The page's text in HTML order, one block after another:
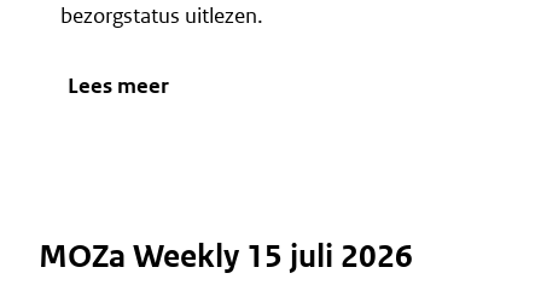
bezorgstatus uitlezen.
Lees meer
MOZa Weekly 15 juli 2026